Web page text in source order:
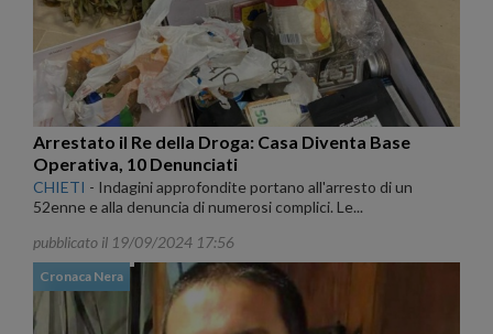
Arrestato il Re della Droga: Casa Diventa Base
Operativa, 10 Denunciati
CHIETI - Indagini approfondite portano all'arresto di un
52enne e alla denuncia di numerosi complici. Le...
pubblicato il 19/09/2024 17:56
Cronaca Nera